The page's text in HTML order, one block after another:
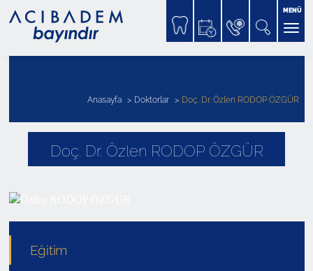
MENÜ
Doç. Dr. Özlen RODOP ÖZGÜR
Anasayfa Doktorlar Doç. Dr. Özlen RODOP ÖZGÜR
Eğitim